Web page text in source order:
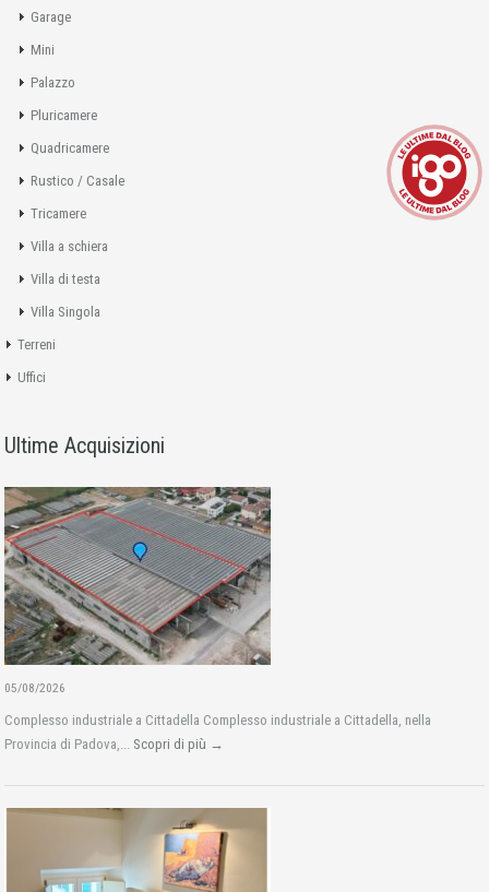
Garage
Mini
Palazzo
Pluricamere
Quadricamere
Rustico / Casale
Tricamere
Villa a schiera
Villa di testa
Villa Singola
Terreni
Uffici
Ultime Acquisizioni
05/08/2026
Complesso industriale a Cittadella Complesso industriale a Cittadella, nella
Provincia di Padova,... Scopri di più →